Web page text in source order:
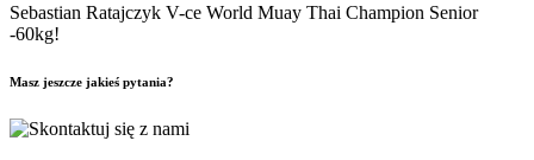
Sebastian Ratajczyk V-ce World Muay Thai Champion Senior
-60kg!
Masz jeszcze jakieś pytania?